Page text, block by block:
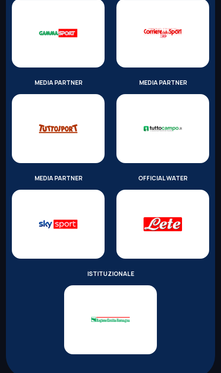
MEDIA PARTNER MEDIA PARTNER
MEDIA PARTNER OFFICIAL WATER
ISTITUZIONALE